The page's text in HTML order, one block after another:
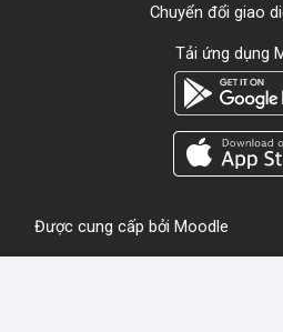
Chuyển đổi giao
Tải ứng dụng
Được cung cấp bởi Moodle